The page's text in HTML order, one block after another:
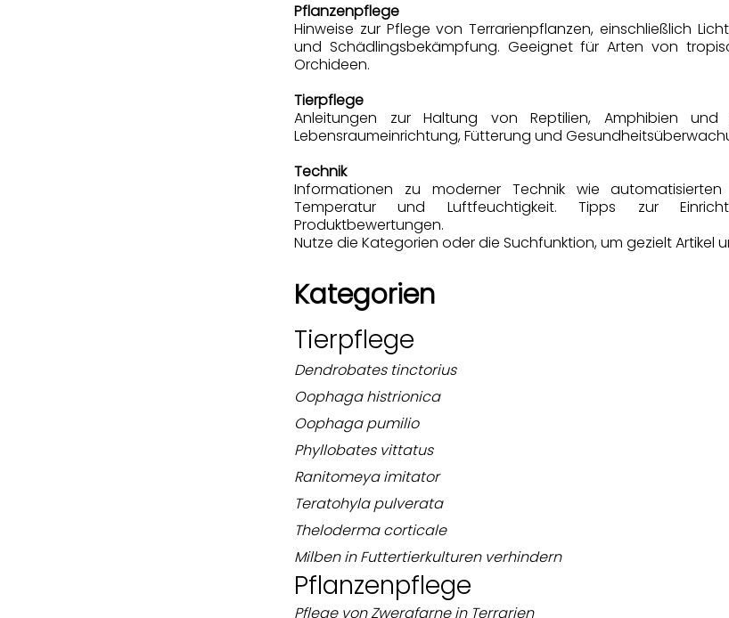
Pflanzenpflege
Hinweise zur Pflege von Terrarienpflanzen, einschließlich
und Schädlingsbekämpfung. Geeignet für Arten von
Orchideen.
Tierpflege
Anleitungen zur Haltung von Reptilien, Amphibien und
Lebensraumeinrichtung, Fütterung und
Technik
Informationen zu moderner Technik wie
Temperatur und Luftfeuchtigkeit. Tipps zur
Produktbewertungen.
Nutze die Kategorien oder die Suchfunktion, um gezielt Artikel
Kategorien
Tierpflege
Dendrobates tinctorius
Oophaga histrionica
Oophaga pumilio
Phyllobates vittatus
Ranitomeya imitator
Teratohyla pulverata
Theloderma corticale
Milben in Futtertierkulturen verhindern
Pflanzenpflege
Pflege von Zwergfarne in Terrarien